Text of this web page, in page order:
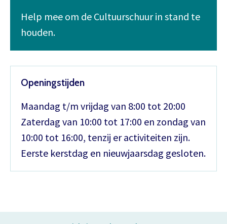
Help mee om de Cultuurschuur in stand te
houden.
Openingstijden
Maandag t/m vrijdag van 8:00 tot 20:00
Zaterdag van 10:00 tot 17:00 en zondag van
10:00 tot 16:00, tenzij er activiteiten zijn.
Eerste kerstdag en nieuwjaarsdag gesloten.